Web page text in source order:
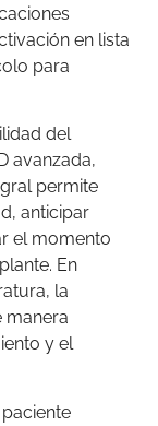
en lista
para
del
avanzada,
permite
anticipar
el momento
En
la
manera
y el